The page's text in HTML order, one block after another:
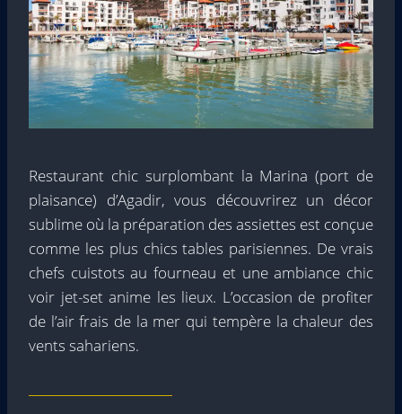
Restaurant chic surplombant la Marina (port de
plaisance) d’Agadir, vous découvrirez un décor
sublime où la préparation des assiettes est conçue
comme les plus chics tables parisiennes. De vrais
chefs cuistots au fourneau et une ambiance chic
voir jet-set anime les lieux. L’occasion de profiter
de l’air frais de la mer qui tempère la chaleur des
vents sahariens.